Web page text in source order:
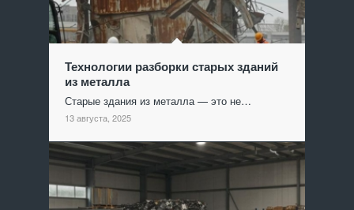
Технологии разборки старых зданий
из металла
Старые здания из металла — это не…
13 августа, 2025